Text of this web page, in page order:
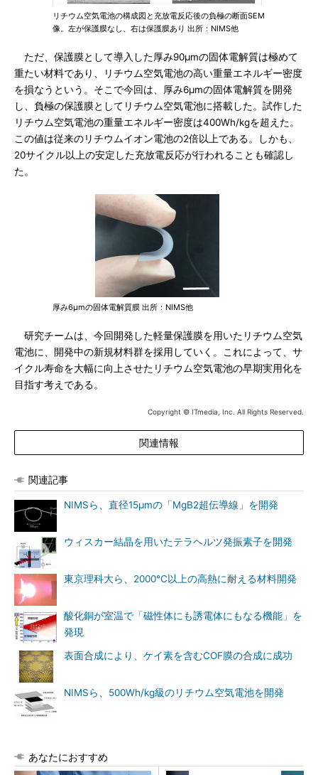
リチウム空気電池の構成図と充放電反応後の負極の断面SEM
像。左が保護膜なし、右は保護膜あり 出所：NIMS他
ただ、保護膜として導入した厚み90μmの固体電解質は極めて
重たい材料であり、リチウム空気電池の高い重量エネルギー密度
を損なうという。そこで今回は、厚み6μmの固体電解質を開発
し、負極の保護膜としてリチウム空気電池に搭載した。試作した
リチウム空気電池の重量エネルギー密度は400Wh/kgを超えた。
この値は従来のリチウムイオン電池の2倍以上である。しかも、
20サイクル以上の安定した充放電反応が行われることも確認し
た。
厚み6μmの固体電解質膜 出所：NIMS他
研究チームは、今回開発した軽量保護膜を用いたリチウム空気
電池に、開発中の新規材料群を採用していく。これによって、サ
イクル寿命を大幅に向上させたリチウム空気電池の早期実用化を
目指す考えである。
Copyright © ITmedia, Inc. All Rights Reserved.
関連情報
関連記事
NIMSら、直径15μmの「MgB2超伝導線」を開発
ウィスカー結晶を用いたテラヘルツ発振素子を開発
東京理科大ら、2000℃以上の高熱に耐える材料開発
酸化銅が室温で「磁性体にも誘電体にもなる機能」を
発現
表面合成により、ケイ素を含むCOF膜の合成に成功
NIMSら、500Wh/kg級のリチウム空気電池を開発
あなたにおすすめ